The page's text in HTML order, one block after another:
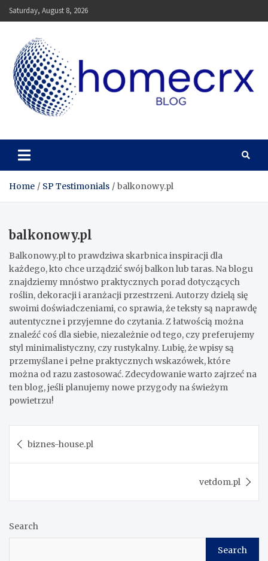
Skip
to
Saturday, August 8, 2026
Homecrx
Home SP Testimonials balkonowy.pl
balkonowy.pl
Balkonowy.pl to prawdziwa skarbnica inspiracji dla
każdego, kto chce urządzić swój balkon lub taras. Na blogu
znajdziemy mnóstwo praktycznych porad dotyczących
roślin, dekoracji i aranżacji przestrzeni. Autorzy dzielą się
swoimi doświadczeniami, co sprawia, że teksty są naprawdę
autentyczne i przyjemne do czytania. Z łatwością można
znaleźć coś dla siebie, niezależnie od tego, czy preferujemy
styl minimalistyczny, czy rustykalny. Lubię, że wpisy są
przemyślane i pełne praktycznych wskazówek, które
można od razu zastosować. Zdecydowanie warto zajrzeć na
ten blog, jeśli planujemy nowe przygody na świeżym
powietrzu!
navigation
biznes-house.pl
vetdom.pl
Search
Search